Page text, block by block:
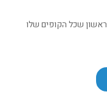
שכל הקופים שלו